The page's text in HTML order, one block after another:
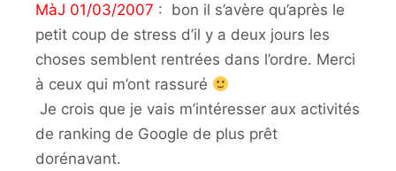
MàJ 01/03/2007 : bon il s’avère qu’après le
petit coup de stress d’il y a deux jours les
choses semblent rentrées dans l’ordre. Merci
à ceux qui m’ont rassuré
Je crois que je vais m’intéresser aux activités
de ranking de Google de plus prêt
dorénavant.